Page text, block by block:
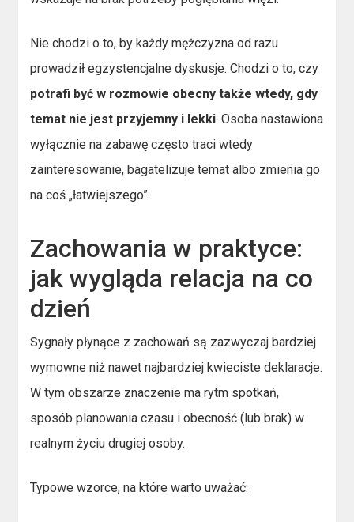
Nie chodzi o to, by każdy mężczyzna od razu
prowadził egzystencjalne dyskusje. Chodzi o to, czy
potrafi być w rozmowie obecny także wtedy, gdy
temat nie jest przyjemny i lekki. Osoba nastawiona
wyłącznie na zabawę często traci wtedy
zainteresowanie, bagatelizuje temat albo zmienia go
na coś „łatwiejszego”.
Zachowania w praktyce:
jak wygląda relacja na co
dzień
Sygnały płynące z zachowań są zazwyczaj bardziej
wymowne niż nawet najbardziej kwieciste deklaracje.
W tym obszarze znaczenie ma rytm spotkań,
sposób planowania czasu i obecność (lub brak) w
realnym życiu drugiej osoby.
Typowe wzorce, na które warto uważać: